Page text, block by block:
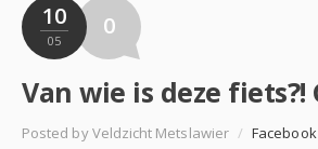
10
05
0
Posted by Veldzicht Metslawier / Facebook